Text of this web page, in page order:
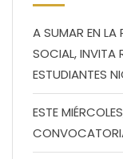
A SUMAR EN LA
SOCIAL, INVITA
ESTUDIANTES
ESTE